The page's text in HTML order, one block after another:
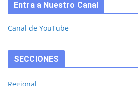
Entra a Nuestro Canal
Canal de YouTube
SECCIONES
Regional